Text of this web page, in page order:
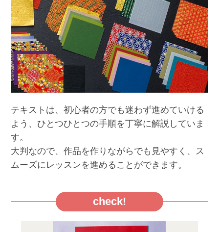
テキストは、初心者の方でも迷わず進めていける
よう、ひとつひとつの手順を丁寧に解説していま
す。
大判なので、作品を作りながらでも見やすく、ス
ムーズにレッスンを進めることができます。
check!